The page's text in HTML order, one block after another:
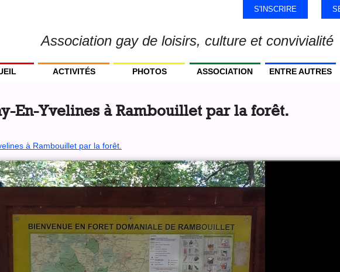
Association gay de loisirs, culture et convivialité
S'INSCRIRE
ACTIVITÉS PHOTOS ASSOCIATION ENTRE AUTRES
En-Yvelines à Rambouillet par la forêt.
à Rambouillet par la forêt.